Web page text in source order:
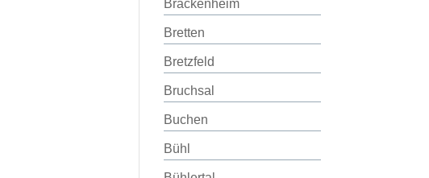
Brackenheim
Bretten
Bretzfeld
Bruchsal
Buchen
Bühl